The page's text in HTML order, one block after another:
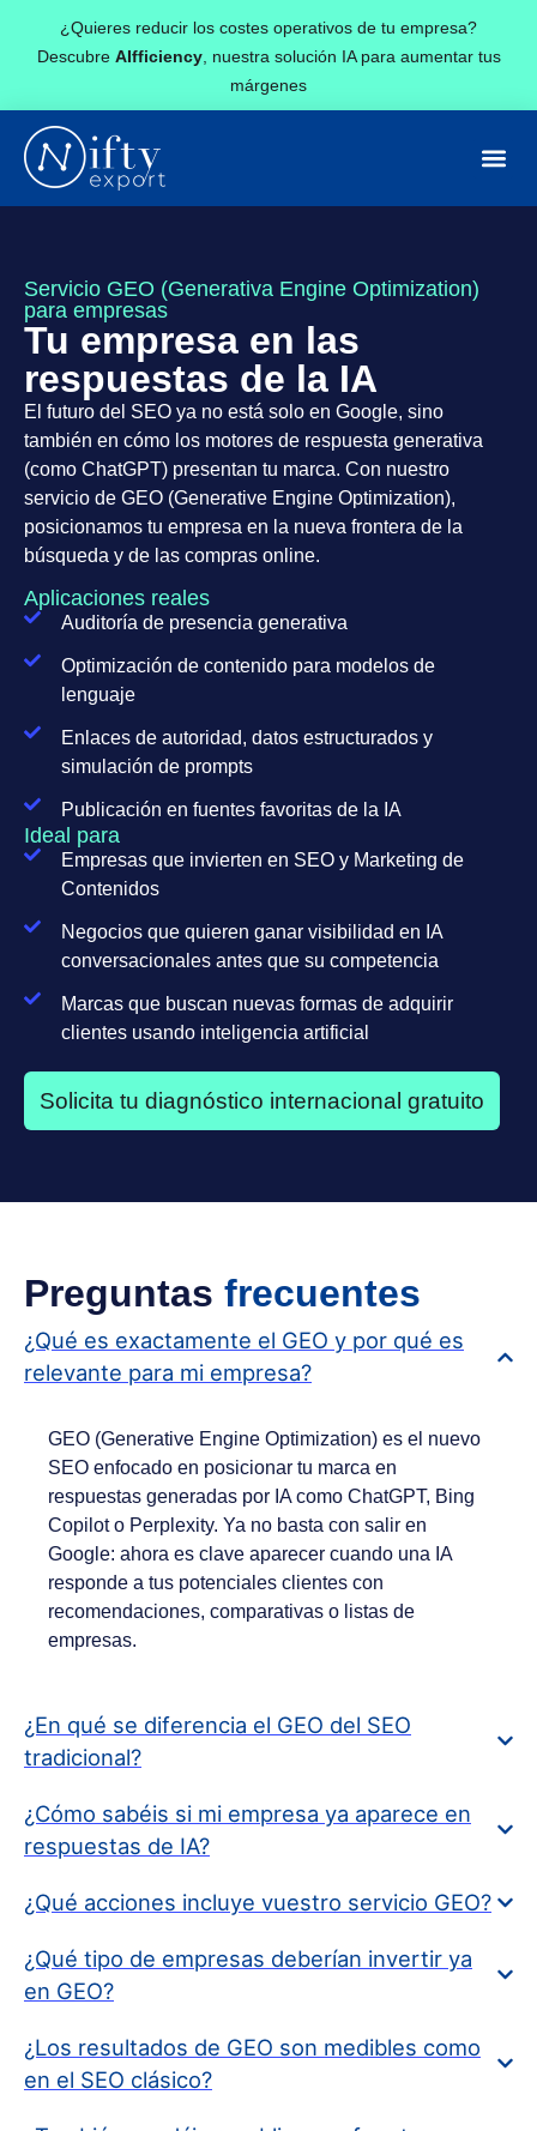
¿Quieres reducir los costes operativos de tu empresa?
Descubre AIfficiency, nuestra solución IA para aumentar tus
márgenes
Servicio GEO (Generativa Engine Optimization)
para empresas
Tu empresa en las
respuestas de la IA
El futuro del SEO ya no está solo en Google, sino
también en cómo los motores de respuesta generativa
(como ChatGPT) presentan tu marca. Con nuestro
servicio de GEO (Generative Engine Optimization),
posicionamos tu empresa en la nueva frontera de la
búsqueda y de las compras online.
Aplicaciones reales
Auditoría de presencia generativa
Optimización de contenido para modelos de
lenguaje
Enlaces de autoridad, datos estructurados y
simulación de prompts
Publicación en fuentes favoritas de la IA
Ideal para
Empresas que invierten en SEO y Marketing de
Contenidos
Negocios que quieren ganar visibilidad en IA
conversacionales antes que su competencia
Marcas que buscan nuevas formas de adquirir
clientes usando inteligencia artificial
Solicita tu diagnóstico internacional gratuito
Preguntas frecuentes
¿Qué es exactamente el GEO y por qué es
relevante para mi empresa?
GEO (Generative Engine Optimization) es el nuevo
SEO enfocado en posicionar tu marca en
respuestas generadas por IA como ChatGPT, Bing
Copilot o Perplexity. Ya no basta con salir en
Google: ahora es clave aparecer cuando una IA
responde a tus potenciales clientes con
recomendaciones, comparativas o listas de
empresas.
¿En qué se diferencia el GEO del SEO
tradicional?
¿Cómo sabéis si mi empresa ya aparece en
respuestas de IA?
¿Qué acciones incluye vuestro servicio GEO?
¿Qué tipo de empresas deberían invertir ya
en GEO?
¿Los resultados de GEO son medibles como
en el SEO clásico?